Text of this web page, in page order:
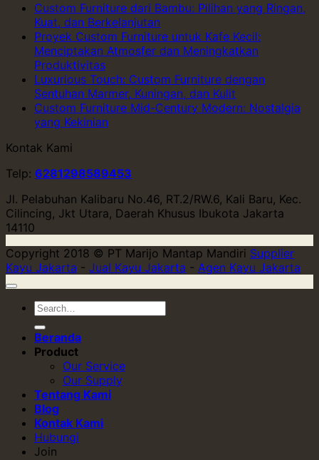
Custom Furniture dari Bambu: Pilihan yang Ringan,
Kuat, dan Berkelanjutan
Proyek Custom Furniture untuk Kafe Kecil:
Menciptakan Atmosfer dan Meningkatkan
Produktivitas
Luxurious Touch: Custom Furniture dengan
Sentuhan Marmer, Kuningan, dan Kulit
Custom Furniture Mid-Century Modern: Nostalgia
yang Kekinian
Kontak Kami
Telp: 6281298589453
Jl. Pelabuhan Kalibaru No.46, RT.2/RW.6, Kali Baru, Kec.
Cilincing, Jkt Utara, Daerah Khusus Ibukota Jakarta
14110
Copyright 2018 © PT Marijo Mantap Mandiri Supplier
Kayu Jakarta - Jual Kayu Jakarta - Agen Kayu Jakarta
Beranda
Product
Our Service
Our Supply
Tentang Kami
Blog
Kontak Kami
Hubungi
Join